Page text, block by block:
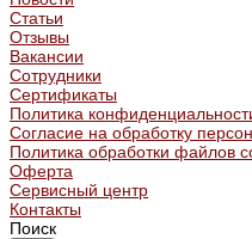
Статьи
Отзывы
Вакансии
Сотрудники
Сертификаты
Политика
Согласие на обработку
Политика обработки файлов
Оферта
Сервисный центр
Контакты
Поиск